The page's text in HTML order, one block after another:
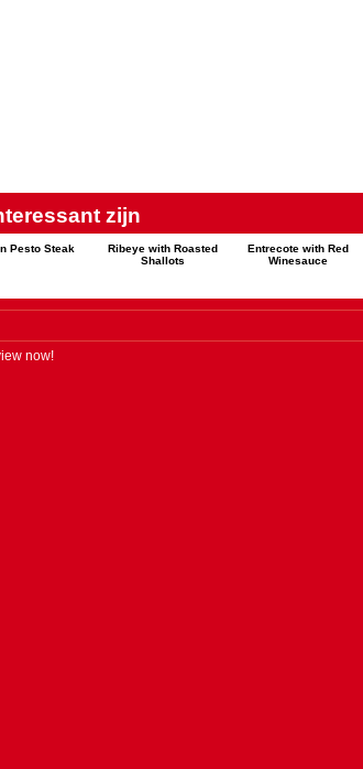
zijn
Pesto Steak
Ribeye with Roasted
Shallots
Entrecote with Red
Winesauce
now!